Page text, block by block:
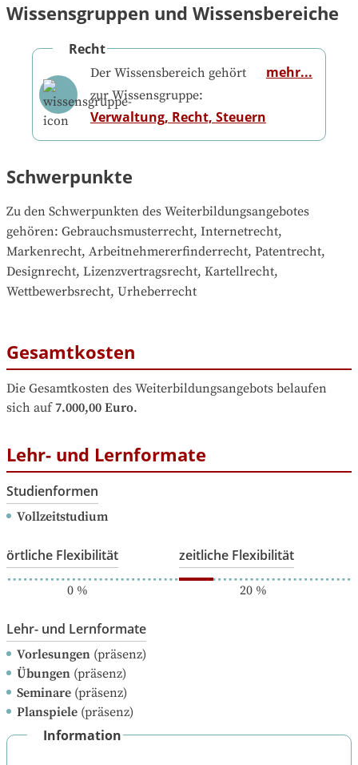
Wissensgruppen und Wissensbereiche
Recht
Der Wissensbereich gehört
zur Wissensgruppe:
Verwaltung, Recht, Steuern
mehr...
Schwerpunkte
Zu den Schwerpunkten des Weiterbildungsangebotes
gehören: Gebrauchsmusterrecht, Internetrecht,
Markenrecht, Arbeitnehmererfinderrecht, Patentrecht,
Designrecht, Lizenzvertragsrecht, Kartellrecht,
Wettbewerbsrecht, Urheberrecht
Gesamtkosten
Die Gesamtkosten des Weiterbildungsangebots belaufen
sich auf 7.000,00 Euro.
Lehr- und Lernformate
Studienformen
Vollzeitstudium
örtliche Flexibilität
0%
zeitliche Flexibilität
20%
Lehr- und Lernformate
Vorlesungen (präsenz)
Übungen (präsenz)
Seminare (präsenz)
Planspiele (präsenz)
Information